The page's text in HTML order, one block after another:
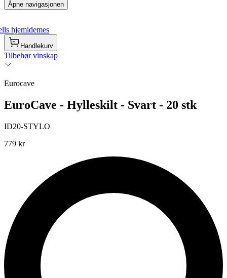
Åpne navigasjonen
hjemidemes
Handlekurv
Tilbehør vinskap
Eurocave
EuroCave - Hylleskilt - Svart - 20 stk
ID20-STYLO
779 kr